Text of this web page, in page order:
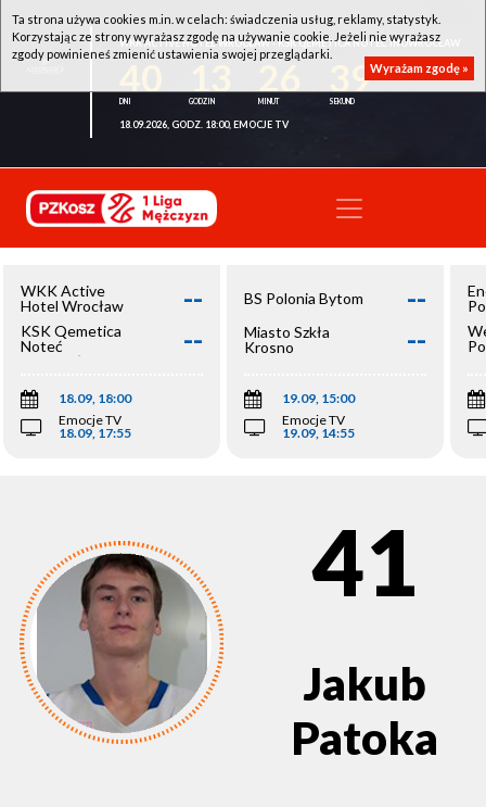
WKK ACTIVE HOTEL WROCŁAW - KSK QEMETICA NOTEĆ INOWROCŁAW
38
18.09.2026, GODZ. 18:00, EMOCJE TV
WKK Active
Hotel Wrocław
--
KSK Qemetica
Noteć
Inowrocław
--
18.09, 18:00
Emocje TV
18.09, 17:55
BS Polonia Bytom --
Miasto Szkła
Krosno
--
19.09, 15:00
Emocje TV
19.09, 14:55
41
Jakub
Patoka
Ta strona używa cookies m.in. w celach: świadczenia usług, reklamy, statystyk.
Korzystając ze strony wyrażasz zgodę na używanie cookie. Jeżeli nie wyrażasz
zgody powinieneś zmienić ustawienia swojej przeglądarki.
Wyrażam zgodę »